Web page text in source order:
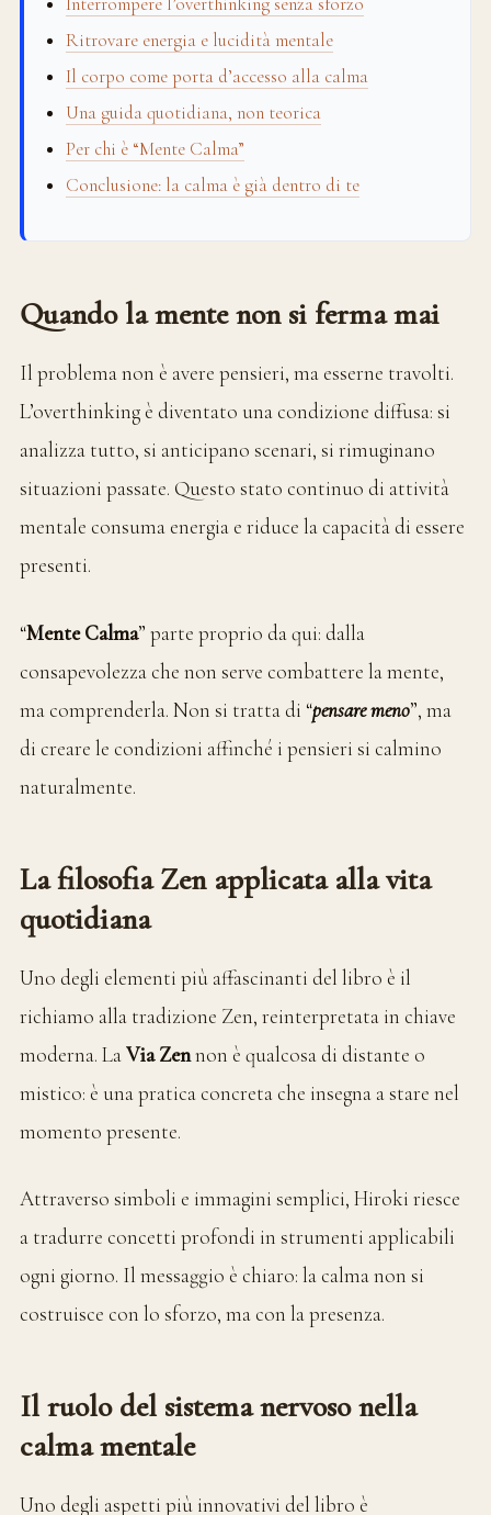
Ritrovare energia e lucidità mentale
Il corpo come porta d’accesso alla calma
Una guida quotidiana, non teorica
Per chi è “Mente Calma”
Conclusione: la calma è già dentro di te
Quando la mente non si ferma mai
Il problema non è avere pensieri, ma esserne travolti.
L’overthinking è diventato una condizione diffusa: si
analizza tutto, si anticipano scenari, si rimuginano
situazioni passate. Questo stato continuo di attività
mentale consuma energia e riduce la capacità di essere
presenti.
“Mente Calma” parte proprio da qui: dalla
consapevolezza che non serve combattere la mente,
ma comprenderla. Non si tratta di “pensare meno”, ma
di creare le condizioni affinché i pensieri si calmino
naturalmente.
La filosofia Zen applicata alla vita
quotidiana
Uno degli elementi più affascinanti del libro è il
richiamo alla tradizione Zen, reinterpretata in chiave
moderna. LaVia Zennon è qualcosa di distante o
mistico: è una pratica concreta che insegna a stare nel
momento presente.
Attraverso simboli e immagini semplici, Hiroki riesce
a tradurre concetti profondi in strumenti applicabili
ogni giorno. Il messaggio è chiaro: la calma non si
costruisce con lo sforzo, ma con la presenza.
Il ruolo del sistema nervoso nella
calma mentale
Uno degli aspetti più innovativi del libro è